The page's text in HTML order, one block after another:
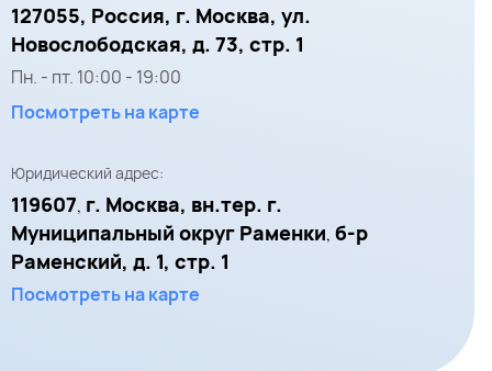
127055, Россия, г. Москва, ул.
Новослободская, д. 73, стр. 1
Пн. - пт. 10:00 - 19:00
Посмотреть на карте
Юридический адрес:
119607, г. Москва, вн.тер. г.
Муниципальный округ Раменки, б-р
Раменский, д. 1, стр. 1
Посмотреть на карте